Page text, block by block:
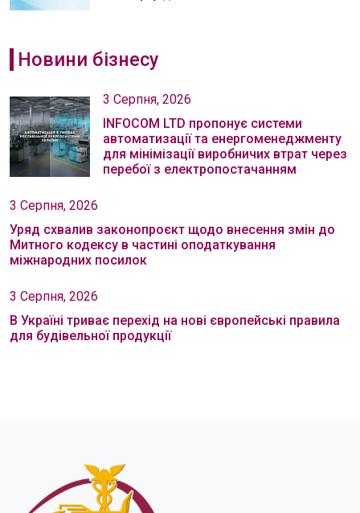
Новини бізнесу
3 Серпня, 2026
INFOCOM LTD пропонує системи
автоматизації та енергоменеджменту
для мінімізації виробничих втрат через
перебої з електропостачанням
3 Серпня, 2026
Уряд схвалив законопроєкт щодо внесення змін до
Митного кодексу в частині оподаткування
міжнародних посилок
3 Серпня, 2026
В Україні триває перехід на нові європейські правила
для будівельної продукції